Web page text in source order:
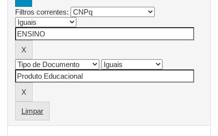
Filtros correntes:
Limpar